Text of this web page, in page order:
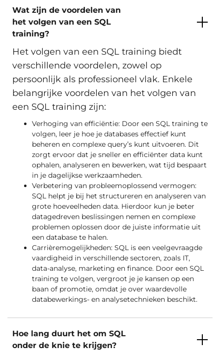
Wat zijn de voordelen van
het volgen van een SQL
training?
Het volgen van een SQL training biedt
verschillende voordelen, zowel op
persoonlijk als professioneel vlak. Enkele
belangrijke voordelen van het volgen van
een SQL training zijn:
Verhoging van efficiëntie: Door een SQL training te
volgen, leer je hoe je databases effectief kunt
beheren en complexe query’s kunt uitvoeren. Dit
zorgt ervoor dat je sneller en efficiënter data kunt
ophalen, analyseren en bewerken, wat tijd bespaart
in je dagelijkse werkzaamheden.
Verbetering van probleemoplossend vermogen:
SQL helpt je bij het structureren en analyseren van
grote hoeveelheden data. Hierdoor kun je beter
datagedreven beslissingen nemen en complexe
problemen oplossen door de juiste informatie uit
een database te halen.
Carrièremogelijkheden: SQL is een veelgevraagde
vaardigheid in verschillende sectoren, zoals IT,
data-analyse, marketing en finance. Door een SQL
training te volgen, vergroot je je kansen op een
baan of promotie, omdat je over waardevolle
databewerkings- en analysetechnieken beschikt.
Hoe lang duurt het om SQL
onder de knie te krijgen?